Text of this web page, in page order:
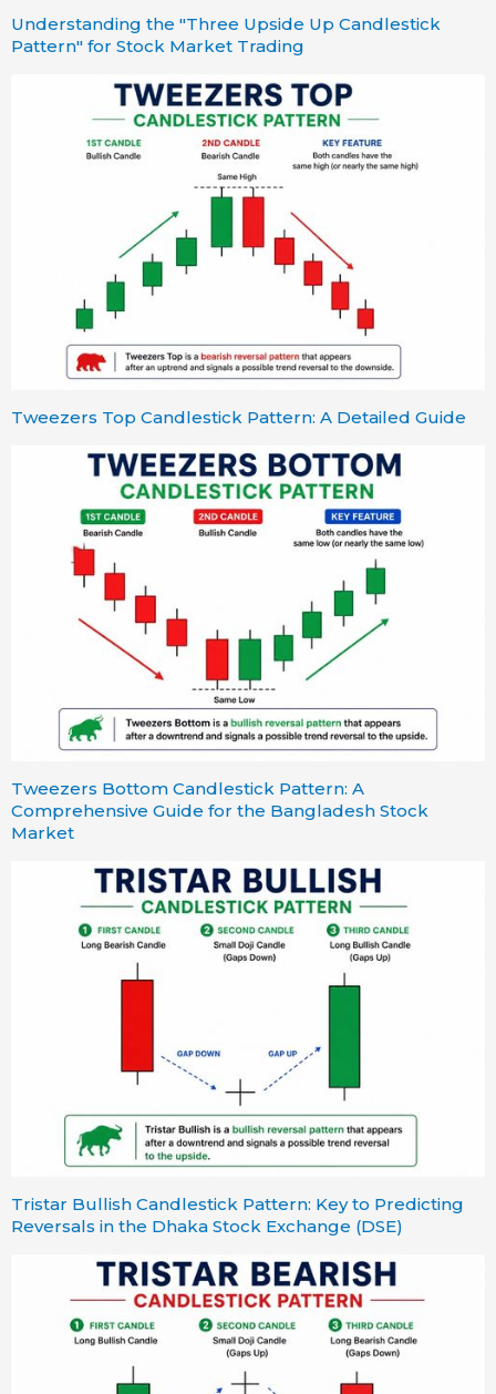
Understanding the "Three Upside Up Candlestick
Pattern" for Stock Market Trading
Tweezers Top Candlestick Pattern: A Detailed Guide
Tweezers Bottom Candlestick Pattern: A
Comprehensive Guide for the Bangladesh Stock
Market
Tristar Bullish Candlestick Pattern: Key to Predicting
Reversals in the Dhaka Stock Exchange (DSE)